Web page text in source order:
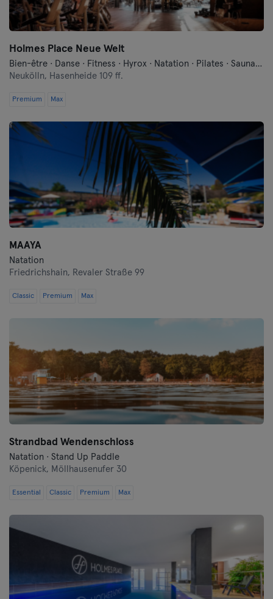
Holmes Place Neue Welt
Bien-être · Danse · Fitness · Hyrox · Natation · Pilates · Sauna · Yoga
Neukölln, Hasenheide 109 ff.
Premium Max
MAAYA
Natation
Friedrichshain, Revaler Straße 99
Classic Premium Max
Strandbad Wendenschloss
Natation · Stand Up Paddle
Köpenick, Möllhausenufer 30
Essential Classic Premium Max
Schwerin
Straubing
Trier
Weiden
Wiesbaden
Wurtzbourg